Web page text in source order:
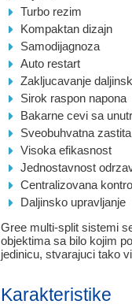
Turbo rezim
Kompaktan dizajn
Samodijagnoza
Auto restart
Zakljucavanje
Sirok raspon napona
Bakarne cevi sa
Sveobuhvatna zastita
Visoka efikasnost
Jednostavnost
Centralizovana
Daljinsko upravljanje
Gree multi-split sistemi
objektima sa bilo kojim
jedinicu, stvarajuci tako
Karakteristike